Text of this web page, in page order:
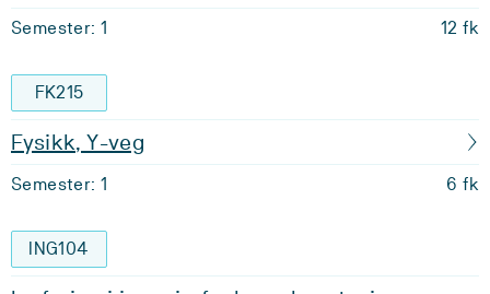
Semester: 1 12 fk
FK215
Fysikk, Y-veg
Semester: 1 6 fk
ING104